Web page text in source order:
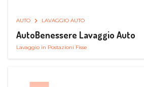
AUTO LAVAGGIO AUTO
AutoBenessere Lavaggio Auto
Lavaggio in Postazioni Fisse